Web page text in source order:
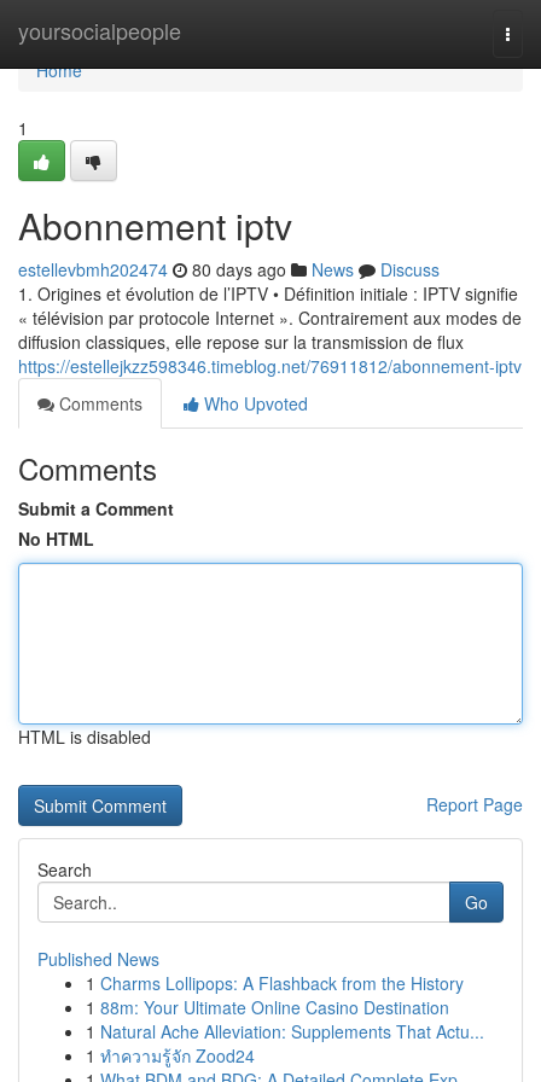
yoursocialpeople
Home
Home
1
Abonnement iptv
estellevbmh202474 80 days ago News
Discuss
1. Origines et évolution de l’IPTV • Définition initiale : IPTV signifie
« télévision par protocole Internet ». Contrairement aux modes de
diffusion classiques, elle repose sur la transmission de flux
https://estellejkzz598346.timeblog.net/76911812/abonnement-iptv
Comments
Who Upvoted
Comments
Submit a Comment
No HTML
HTML is disabled
Report Page
Search
Go
Published News
1 Charms Lollipops: A Flashback from the History
1 88m: Your Ultimate Online Casino Destination
1 Natural Ache Alleviation: Supplements That Actu...
1 ทำความรู้จัก Zood24